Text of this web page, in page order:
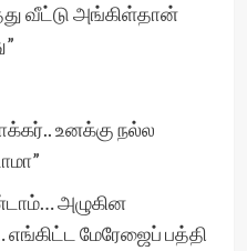
வீட்டு அங்கிள்தான்
உனக்கு நல்ல
அழுகின
மேரேஜைப் பத்தி